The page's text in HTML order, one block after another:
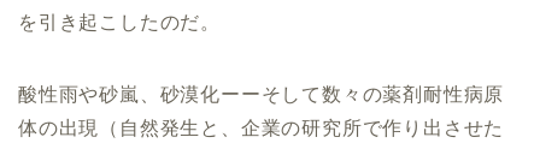
を引き起こしたのだ。
酸性雨や砂嵐、砂漠化ーーそして数々の薬剤耐性病原
体の出現（自然発生と、企業の研究所で作り出させた